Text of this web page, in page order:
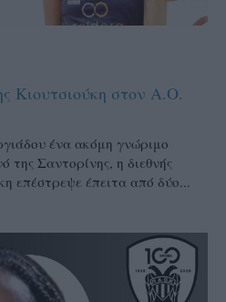
Κιουτσιούκη στον Α.Ο.
ένα ακόμη γνώριμο
της Σαντορίνης, η διεθνής
επέστρεψε έπειτα από δύο...